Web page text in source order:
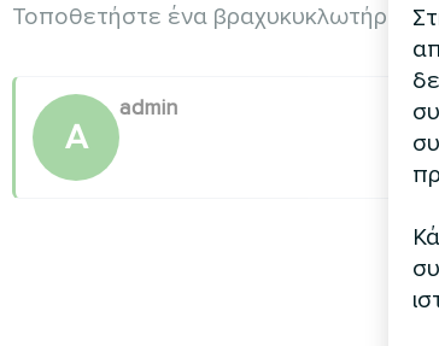
Τοποθετήστε ένα βραχυκυκλωτήρα
A
admin